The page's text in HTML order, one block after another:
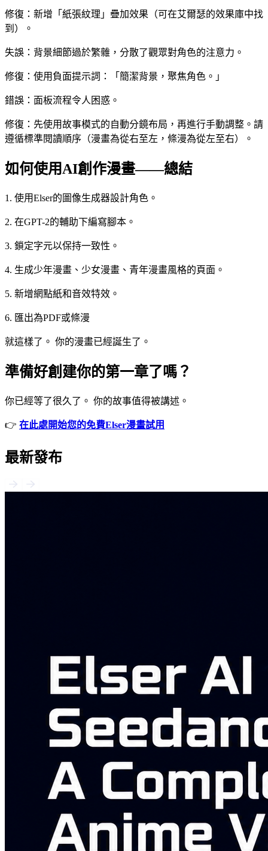
修復：新增「紙張紋理」疊加效果（可在艾爾瑟的效果庫中找
到）。
失誤：背景細節過於繁雜，分散了觀眾對角色的注意力。
修復：使用負面提示詞：「簡潔背景，聚焦角色。」
錯誤：面板流程令人困惑。
修復：先使用故事模式的自動分鏡布局，再進行手動調整。請
遵循標準閱讀順序（漫畫為從右至左，條漫為從左至右）。
如何使用AI創作漫畫——總結
1. 使用Elser的圖像生成器設計角色。
2. 在GPT-2的輔助下編寫腳本。
3. 鎖定字元以保持一致性。
4. 生成少年漫畫、少女漫畫、青年漫畫風格的頁面。
5. 新增網點紙和音效特效。
6. 匯出為PDF或條漫
就這樣了。 你的漫畫已經誕生了。
準備好創建你的第一章了嗎？
你已經等了很久了。 你的故事值得被講述。
👉 在此處開始您的免費Elser漫畫試用
最新發布